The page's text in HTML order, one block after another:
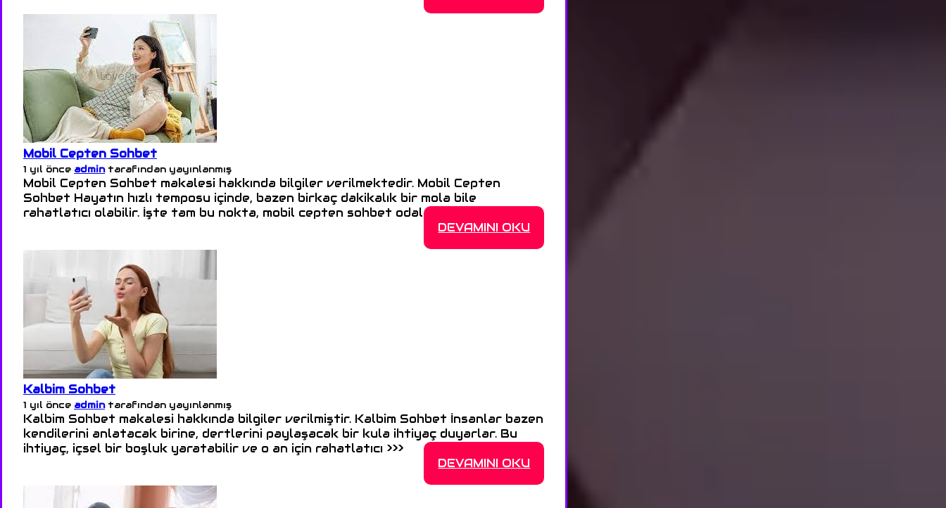
Mobil Cepten Sohbet
1 yıl önce admintarafından yayınlanmış
Mobil Cepten Sohbet makalesi hakkında bilgiler verilmektedir. Mobil Cepten
Sohbet Hayatın hızlı temposu içinde, bazen birkaç dakikalık bir mola bile
rahatlatıcı olabilir. İşte tam bu nokta, mobil cepten sohbet odalarının >>>
DEVAMINI OKU
Kalbim Sohbet
1 yıl önce admintarafından yayınlanmış
Kalbim Sohbet makalesi hakkında bilgiler verilmiştir. Kalbim Sohbet İnsanlar bazen
kendilerini anlatacak birine, dertlerini paylaşacak bir kula ihtiyaç duyarlar. Bu
ihtiyaç, içsel bir boşluk yaratabilir ve o an için rahatlatıcı >>>
DEVAMINI OKU